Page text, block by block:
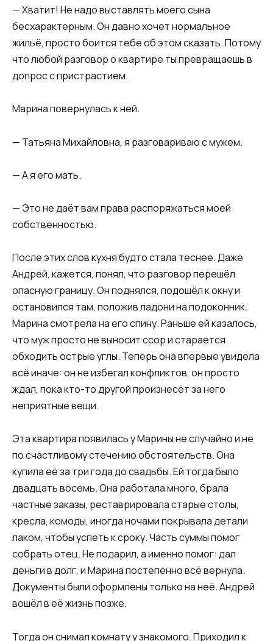
— Хватит! Не надо выставлять моего сына
бесхарактерным. Он давно хочет нормальное
жильё, просто боится тебе об этом сказать. Потому
что любой разговор о квартире ты превращаешь в
допрос с пристрастием.
Марина повернулась к ней.
— Татьяна Михайловна, я разговариваю с мужем.
— А я его мать.
— Это не даёт вам права распоряжаться моей
собственностью.
После этих слов кухня будто стала теснее. Даже
Андрей, кажется, понял, что разговор перешёл
опасную границу. Он поднялся, подошёл к окну и
остановился там, положив ладони на подоконник.
Марина смотрела на его спину. Раньше ей казалось,
что муж просто не выносит ссор и старается
обходить острые углы. Теперь она впервые увидела
всё иначе: он не избегал конфликтов, он просто
ждал, пока кто-то другой произнесёт за него
неприятные вещи.
Эта квартира появилась у Марины не случайно и не
по счастливому стечению обстоятельств. Она
купила её за три года до свадьбы. Ей тогда было
двадцать восемь. Она работала много, брала
частные заказы, реставрировала старые столы,
кресла, комоды, иногда ночами покрывала детали
лаком, чтобы успеть к сроку. Часть суммы помог
собрать отец. Не подарил, а именно помог: дал
деньги в долг, и Марина постепенно всё вернула.
Документы были оформлены только на неё. Андрей
вошёл в её жизнь позже.
Тогда он снимал комнату у знакомого. Приходил к